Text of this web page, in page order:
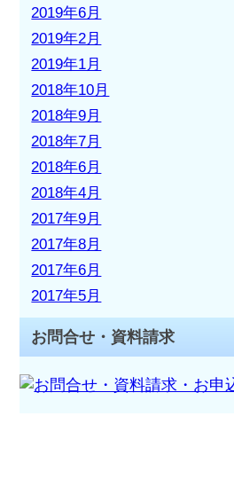
2019年6月
2019年2月
2019年1月
2018年10月
2018年9月
2018年7月
2018年6月
2018年4月
2017年9月
2017年8月
2017年6月
2017年5月
お問合せ・資料請求